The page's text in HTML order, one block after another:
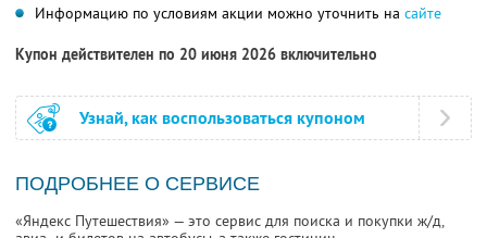
Информацию по условиям акции можно уточнить на сайте
Купон действителен по 20 июня 2026 включительно
Узнай, как воспользоваться купоном
ПОДРОБНЕЕ О СЕРВИСЕ
«Яндекс Путешествия» — это сервис для поиска и покупки ж/д,